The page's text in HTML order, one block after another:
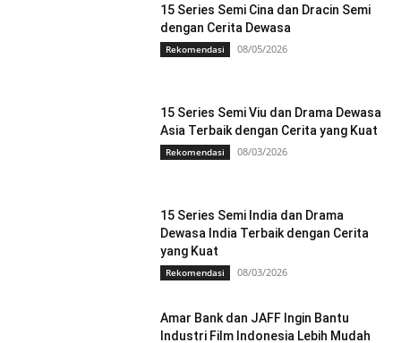
15 Series Semi Cina dan Dracin Semi
dengan Cerita Dewasa
Rekomendasi 08/05/2026
15 Series Semi Viu dan Drama Dewasa
Asia Terbaik dengan Cerita yang Kuat
Rekomendasi 08/03/2026
15 Series Semi India dan Drama
Dewasa India Terbaik dengan Cerita
yang Kuat
Rekomendasi 08/03/2026
Amar Bank dan JAFF Ingin Bantu
Industri Film Indonesia Lebih Mudah